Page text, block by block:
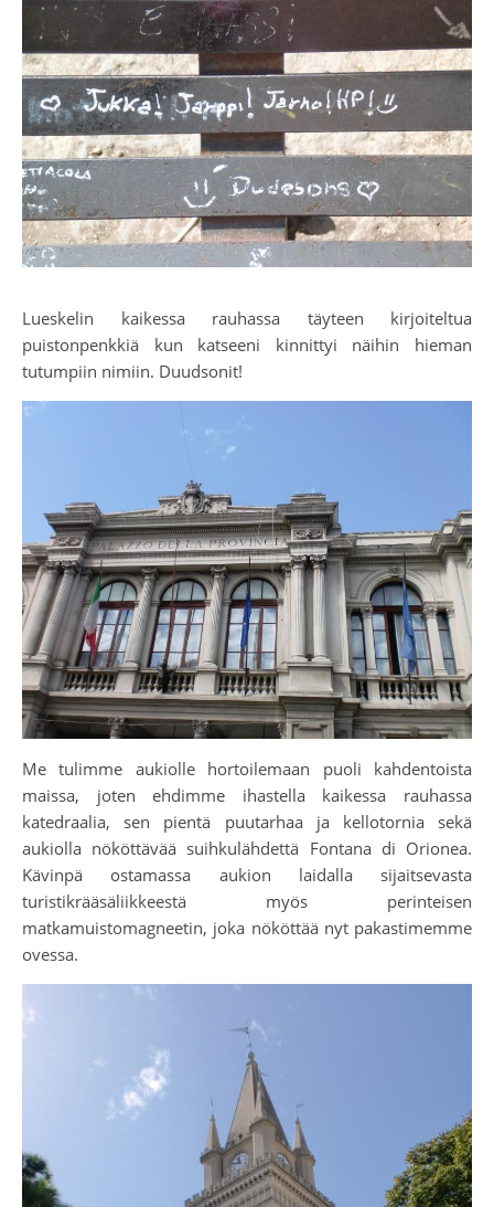
Lueskelin kaikessa rauhassa täyteen kirjoiteltua
puistonpenkkiä kun katseeni kinnittyi näihin hieman
tutumpiin nimiin. Duudsonit!
Me tulimme aukiolle hortoilemaan puoli kahdentoista
maissa, joten ehdimme ihastella kaikessa rauhassa
katedraalia, sen pientä puutarhaa ja kellotornia sekä
aukiolla nököttävää suihkulähdettä Fontana di Orionea.
Kävinpä ostamassa aukion laidalla sijaitsevasta
turistikrääsäliikkeestä myös perinteisen
matkamuistomagneetin, joka nököttää nyt pakastimemme
ovessa.